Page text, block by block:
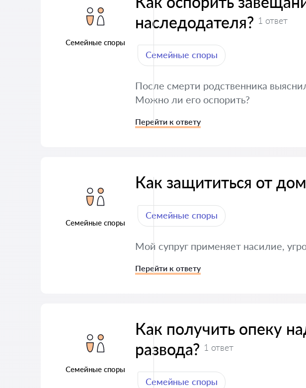
Семейные споры
наследодателя? 1 ответ
Семейные споры
После смерти родственника
Можно ли его оспорить?
Перейти к ответу
Семейные споры
Как защититься от
Семейные споры
Мой супруг применяет насилие,
Перейти к ответу
Семейные споры
Как получить опеку
развода? 1 ответ
Семейные споры